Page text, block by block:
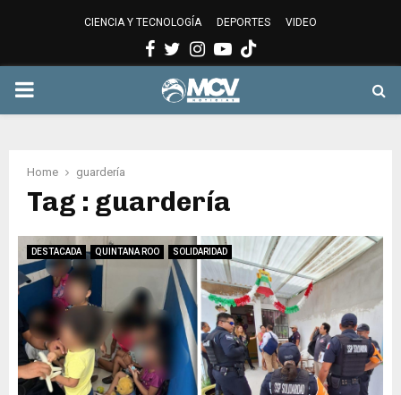
CIENCIA Y TECNOLOGÍA DEPORTES VIDEO
Facebook
Twitter
Instagram
Youtube
PRIMARY
Home guardería
Tag : guardería
DESTACADA QUINTANA ROO SOLIDARIDAD